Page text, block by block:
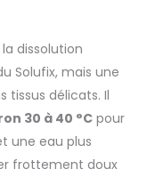
dissolution
Solufix, mais une
tissus délicats. Il
30 à 40 °Cpour
une eau plus
frottement doux